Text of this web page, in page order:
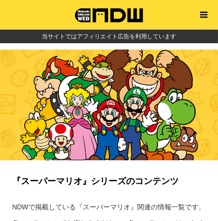
当サイトではアフィリエイト広告を利用しています
『スーパーマリオ』シリーズのコンテンツ
NDWで掲載している『スーパーマリオ』関連の情報一覧です。